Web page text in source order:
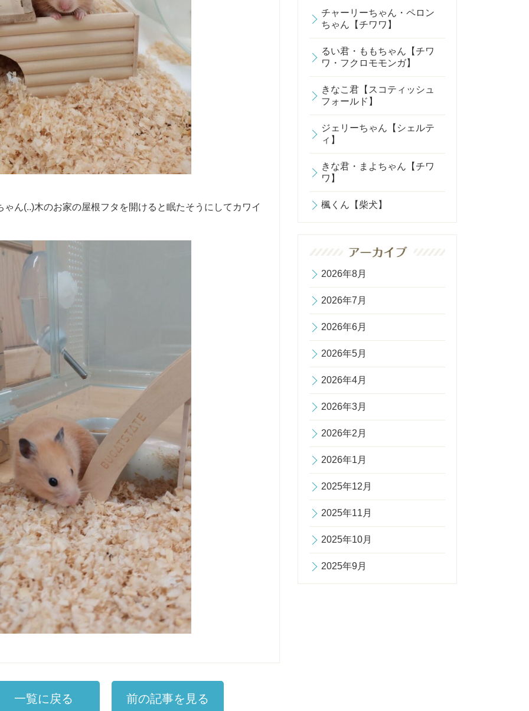
ん(..)木のお家の屋根フタを開けると眠たそうにしてカワイ
一覧に戻る 前の記事を見る
チャーリーちゃん・ペロン
ちゃん【チワワ】
るい君・ももちゃん【チワ
ワ・フクロモモンガ】
きなこ君【スコティッシュ
フォールド】
ジェリーちゃん【シェルテ
ィ】
きな君・まよちゃん【チワ
ワ】
楓くん【柴犬】
2026年8月
2026年7月
2026年6月
2026年5月
2026年4月
2026年3月
2026年2月
2026年1月
2025年12月
2025年11月
2025年10月
2025年9月